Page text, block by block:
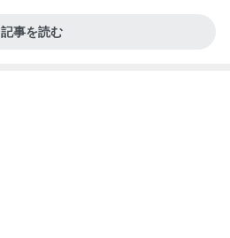
記事を読む